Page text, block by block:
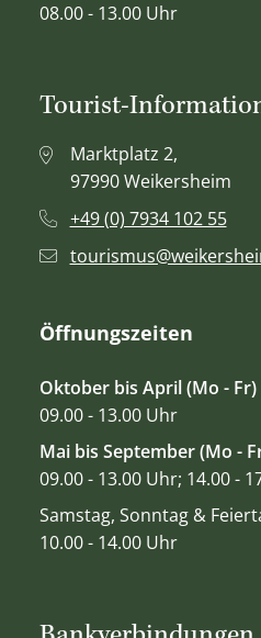
08.00 - 13.00 Uhr
Tourist-
Marktplatz 2,
97990 Weikersheim
+49 (0) 7934 102 55
Öffnungszeiten
Oktober bis April (Mo - Fr)
09.00 - 13.00 Uhr
Mai bis September (Mo -
09.00 - 13.00 Uhr; 14.00 -
Samstag, Sonntag &
10.00 - 14.00 Uhr